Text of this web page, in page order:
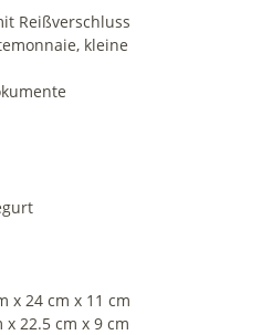
Reißverschluss
kleine
x 24 cm x 11 cm
x 22.5 cm x 9 cm